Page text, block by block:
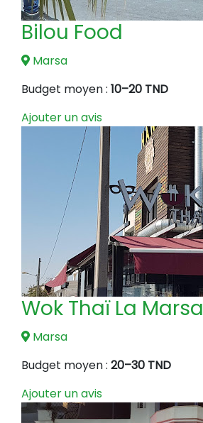
Bilou Food
Marsa
Budget moyen : 10–20 TND
Ajouter un avis
Wok Thaï La Marsa
Marsa
Budget moyen : 20–30 TND
Ajouter un avis